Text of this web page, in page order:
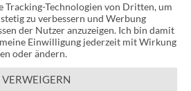
Tracking-Technologien von Dritten, um
zu verbessern und Werbung
der Nutzer anzuzeigen. Ich bin damit
Einwilligung jederzeit mit Wirkung
oder ändern.
VERWEIGERN